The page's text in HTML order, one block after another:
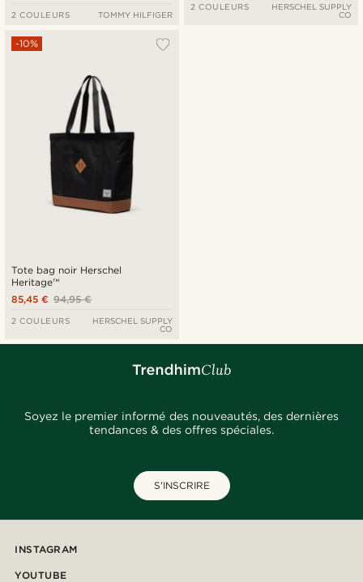
2 COULEURS TOMMY HILFIGER
2 COULEURS
HERSCHEL SUPPLY
CO
Tote bag noir Herschel
Heritage™
-10%
94,95 €
85,45 €
2 COULEURS
HERSCHEL SUPPLY
CO
Soyez le premier informé des nouveautés, des dernières
tendances & des offres spéciales.
S'INSCRIRE
INSTAGRAM
YOUTUBE